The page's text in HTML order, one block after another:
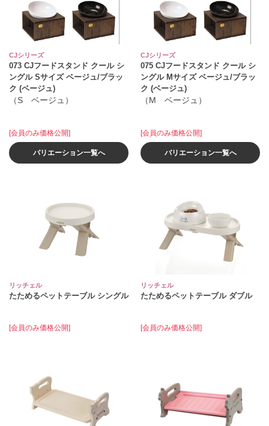
CJシリーズ
073 CJフードスタンド クール シ
ングル Sサイズ ベージュ/ブラッ
ク (ベージュ)
（S ベージュ）
[会員のみ価格公開]
バリエーション一覧へ
CJシリーズ
075 CJフードスタンド クール シ
ングル Mサイズ ベージュ/ブラッ
ク (ベージュ)
（M ベージュ）
[会員のみ価格公開]
バリエーション一覧へ
リッチェル
たためるペットテーブル シングル
[会員のみ価格公開]
リッチェル
たためるペットテーブル ダブル
[会員のみ価格公開]